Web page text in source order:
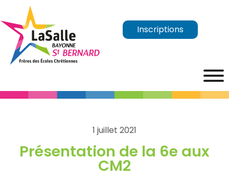
Inscriptions
1 juillet 2021
Présentation de la 6e aux
CM2